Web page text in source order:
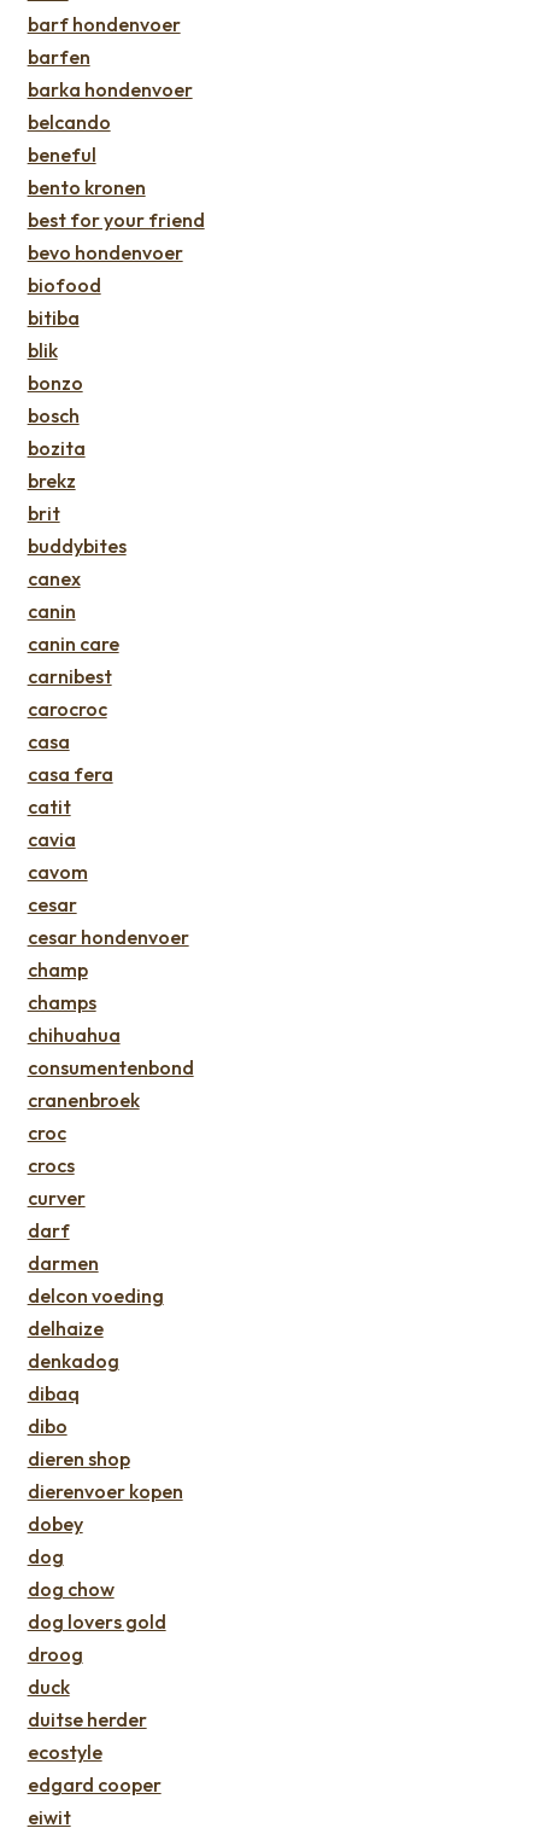
barf hondenvoer
barfen
barka hondenvoer
belcando
beneful
bento kronen
best for your friend
bevo hondenvoer
biofood
bitiba
blik
bonzo
bosch
bozita
brekz
brit
buddybites
canex
canin
canin care
carnibest
carocroc
casa
casa fera
catit
cavia
cavom
cesar
cesar hondenvoer
champ
champs
chihuahua
consumentenbond
cranenbroek
croc
crocs
curver
darf
darmen
delcon voeding
delhaize
denkadog
dibaq
dibo
dieren shop
dierenvoer kopen
dobey
dog
dog chow
dog lovers gold
droog
duck
duitse herder
ecostyle
edgard cooper
eiwit